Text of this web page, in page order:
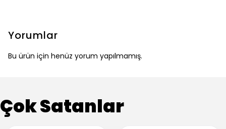
Yorumlar
Bu ürün için henüz yorum yapılmamış.
Çok Satanlar